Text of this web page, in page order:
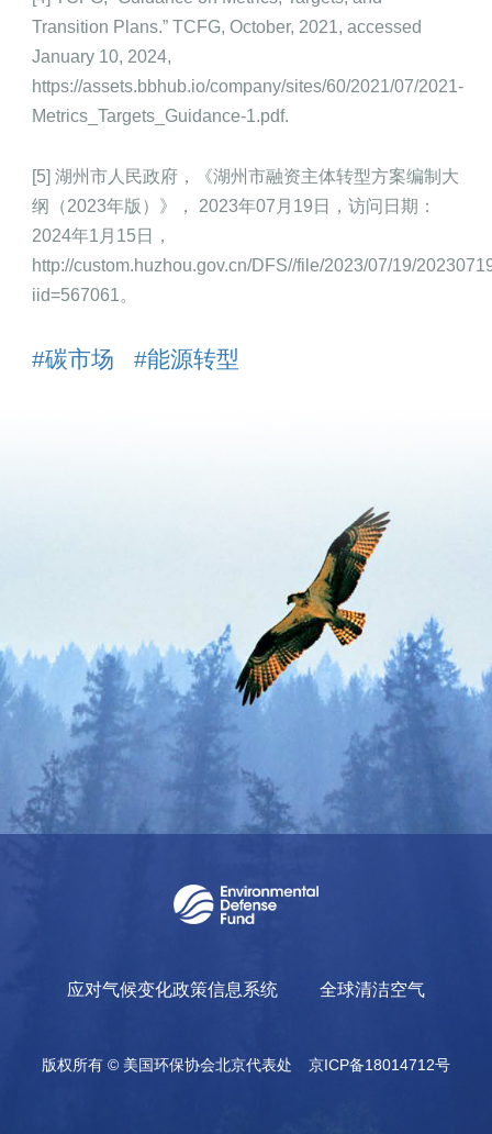
Transition Plans.” TCFG, October, 2021, accessed
January 10, 2024,
https://assets.bbhub.io/company/sites/60/2021/07/2021-
Metrics_Targets_Guidance-1.pdf.
[5] 湖州市人民政府，《湖州市融资主体转型方案编制大
纲（2023年版）》， 2023年07月19日，访问日期：
2024年1月15日，
http://custom.huzhou.gov.cn/DFS//file/2023/07/19/
iid=567061。
#碳市场 #能源转型
应对气候变化政策信息系统 全球清洁空气
版权所有 © 美国环保协会北京代表处 京ICP备18014712号